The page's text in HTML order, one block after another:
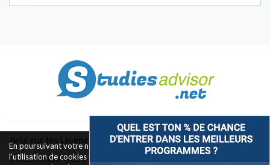
Avis sur les Licences & Bachelors
Classement des Écoles
En poursuivant votre navigation sur ce site, vous acceptez
l'utilisation de cookies pour le fonctionnement des boutons de